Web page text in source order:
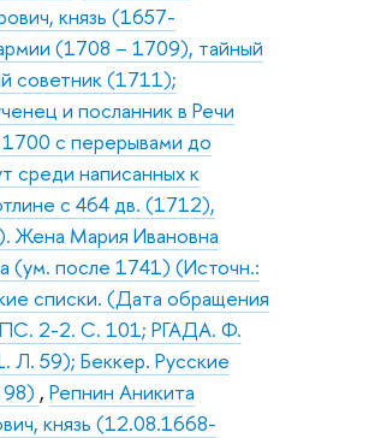
князь (1657-
(1708 – 1709), тайный
советник (1711);
и посланник в Речи
с перерывами до
среди написанных к
с 464 дв. (1712),
Жена Мария Ивановна
(ум. после 1741) (Источн.:
списки. (Дата обращения
2-2. С. 101; РГАДА. Ф.
Л. 59); Беккер. Русские
, Репнин Аникита
князь (12.08.1668-